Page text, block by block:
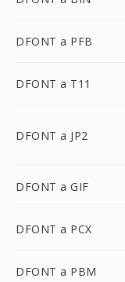
DFONT a PFB
DFONT a T11
DFONT a JP2
DFONT a GIF
DFONT a PCX
DFONT a PBM